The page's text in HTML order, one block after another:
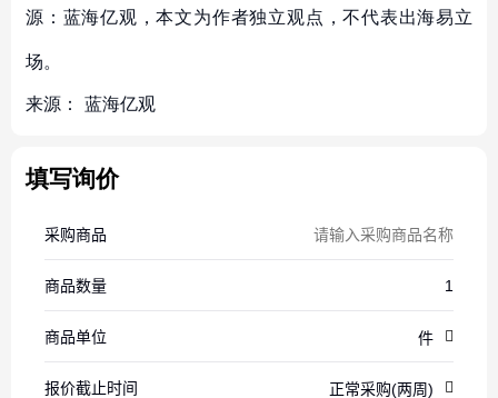
源：蓝海亿观，本文为作者独立观点，不代表出海易立
场。
来源： 蓝海亿观
填写询价